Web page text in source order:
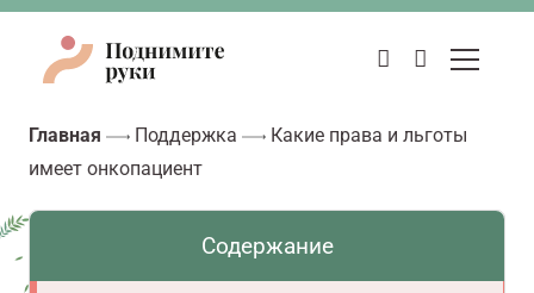
Главная Поддержка
Какие права и льготы
имеет онкопациент
Содержание